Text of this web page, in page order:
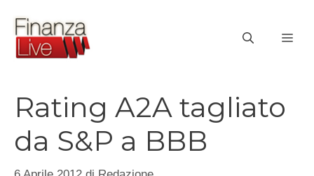
contenuto
Rating A2A tagliato
da S&P a BBB